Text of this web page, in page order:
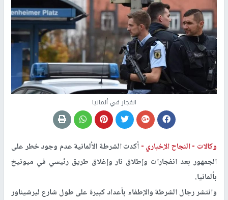
انفجار في ألمانيا
وكالات -النجاح الإخباري -أكدت الشرطة الألمانية عدم وجود خطر على
الجمهور بعد انفجارات وإطلاق نار وإغلاق طريق رئيسي في ميونيخ
بألمانيا.
وانتشر رجال الشرطة والإطفاء بأعداد كبيرة على طول شارع ليرشيناور